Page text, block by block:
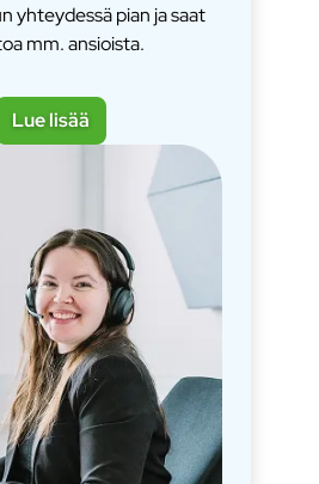
yhteydessä pian ja saat
mm. ansioista.
Lue lisää